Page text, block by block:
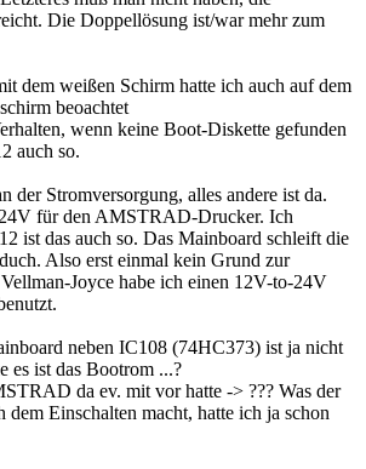
Die Doppellösung ist/war mehr zum
dem weißen Schirm hatte ich auch auf dem
beoachtet
wenn keine Boot-Diskette gefunden
auch so.
der Stromversorgung, alles andere ist da.
für den AMSTRAD-Drucker. Ich
ist das auch so. Das Mainboard schleift die
Also erst einmal kein Grund zur
Joyce habe ich einen 12V-to-24V
neben IC108 (74HC373) ist ja nicht
es ist das Bootrom ...?
da ev. mit vor hatte -> ??? Was der
Einschalten macht, hatte ich ja schon